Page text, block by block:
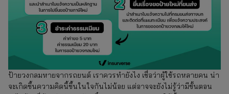
ป้ายวงกลมหายจากรถยนต์ เราควรทำยังไง เชื่อว่าผู้ใช้รถหลายคน น่า
จะเกิดขึ้นความคิดนี้ขึ้นในใจกันไม่น้อย แต่อาจจะยังไม่รู้ว่ามีขั้นตอน